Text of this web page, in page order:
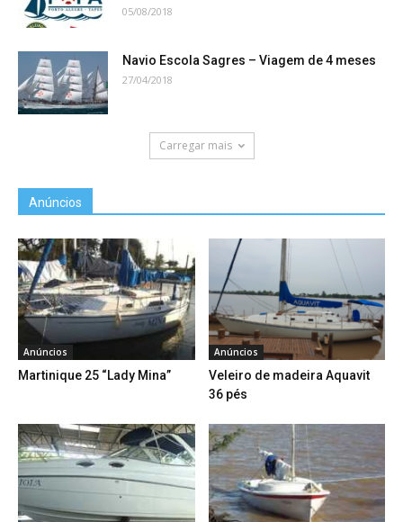
05/08/2018
Navio Escola Sagres – Viagem de 4 meses
27/04/2018
Carregar mais
Anúncios
Anúncios
Martinique 25 “Lady Mina”
Anúncios
Veleiro de madeira Aquavit
36 pés